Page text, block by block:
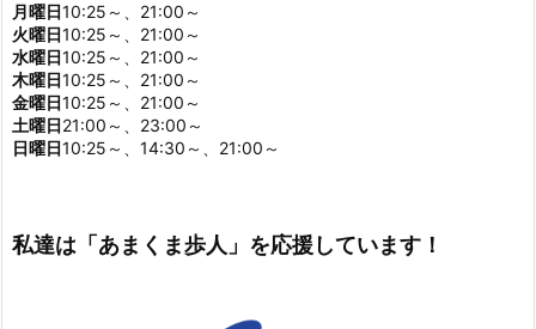
月曜日10:25～、21:00～
火曜日10:25～、21:00～
水曜日10:25～、21:00～
木曜日10:25～、21:00～
金曜日10:25～、21:00～
土曜日21:00～、23:00～
日曜日10:25～、14:30～、21:00～
私達は「あまくま歩人」を応援しています！